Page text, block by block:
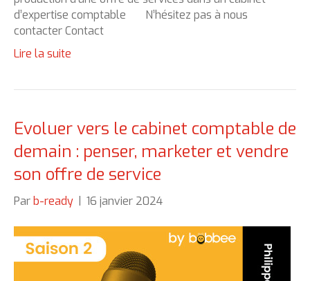
d’expertise comptable N’hésitez pas à nous
contacter Contact
Lire la suite
Evoluer vers le cabinet comptable de
demain : penser, marketer et vendre
son offre de service
Parb-ready 16 janvier 2024